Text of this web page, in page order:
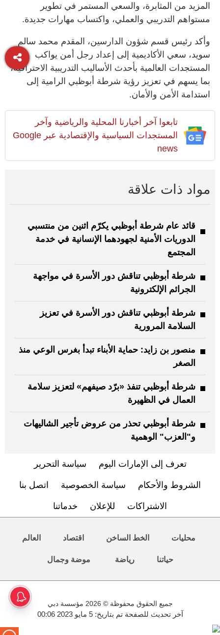
المزيد من المثابرة، والسعي المستمر في تطوير
مستواهم التدريبي والعملي، واكتساب مهارات جديدة.
وأكد رئيس قسم شؤون الدارسين، المقدم محمد سالم
سويد، سعي الأكاديمية إلى إعداد رجل أمن يواكب
المستجدات العالمية بأحدث الأساليب التدريبية الاحترافية،
بما يسهم في تعزيز رؤية شرطة أبوظبي الرامية إلى
استدامة الأمن والأمان.
تابعوا آخر أخبارنا المحلية والرياضية وآخر
المستجدات السياسية والإقتصادية عبر Google
news
مواد ذات علاقة
قائد عام شرطة أبوظبي يكرّم اثنين من منتسبي
الدوريات الأمنية لجهودهما الإنسانية في خدمة
المجتمع
شرطة أبوظبي تناقش دور الأسرة في مواجهة
الجرائم الإلكترونية
شرطة أبوظبي تناقش دور الأسرة في تعزيز
السلامة المرورية
منصور بن زايد: حماية الأبناء تبدأ بغرس الوعي منذ
الصغر
شرطة أبوظبي تنفذ «برّد صيفهم» لتعزيز سلامة
العمال في الظهيرة
شرطة أبوظبي تحذر من عروض تأجير الشاليهات
و"العزب" الوهمية
تعرف إلى الإمارات اليوم سياسة التحرير
الشروط والأحكام سياسة الخصوصية اتصل بنا
الاشتراكات للإعلان خدماتنا
محليات الخط الساخن اقتصاد العالم
حياتنا رياضة موضة وجمال
جميع الحقوق محفوظة © 2026 مؤسسة دبي
آخر تحديث للصفحة تم بتاريخ: 5 مايو 2023 00:06